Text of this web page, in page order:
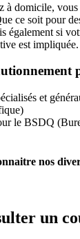
à domicile,
ce soit pour
également si
est impliquée.
et
le BSDQ
nos
un